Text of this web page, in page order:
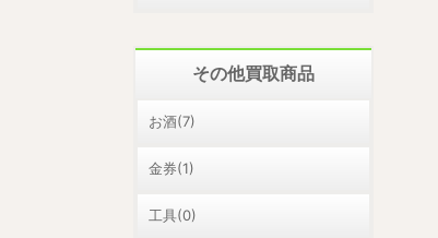
その他買取商品
お酒(7)
金券(1)
工具(0)